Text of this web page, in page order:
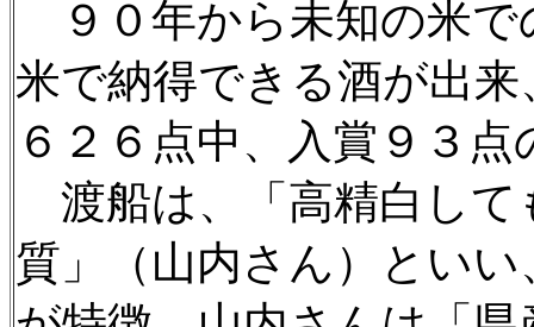
９０年から未知の米で
米で納得できる酒が出
６２６点中、入賞９３
渡船は、「高精白して
質」（山内さん）とい